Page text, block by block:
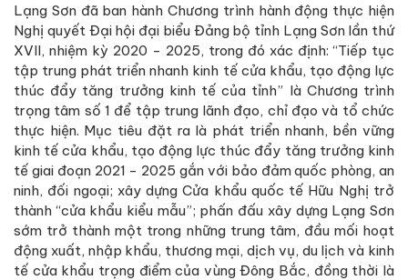
Lạng Sơn đã ban hành Chương trình hành động thực hiện
Nghị quyết Đại hội đại biểu Đảng bộ tỉnh Lạng Sơn lần thứ
XVII, nhiệm kỳ 2020 - 2025, trong đó xác định: “Tiếp tục
tập trung phát triển nhanh kinh tế cửa khẩu, tạo động lực
thúc đẩy tăng trưởng kinh tế của tỉnh” là Chương trình
trọng tâm số 1 để tập trung lãnh đạo, chỉ đạo và tổ chức
thực hiện. Mục tiêu đặt ra là phát triển nhanh, bền vững
kinh tế cửa khẩu, tạo động lực thúc đẩy tăng trưởng kinh
tế giai đoạn 2021 - 2025 gắn với bảo đảm quốc phòng, an
ninh, đối ngoại; xây dựng Cửa khẩu quốc tế Hữu Nghị trở
thành “cửa khẩu kiểu mẫu”; phấn đấu xây dựng Lạng Sơn
sớm trở thành một trong những trung tâm, đầu mối hoạt
động xuất, nhập khẩu, thương mại, dịch vụ, du lịch và kinh
tế cửa khẩu trọng điểm của vùng Đông Bắc, đồng thời là